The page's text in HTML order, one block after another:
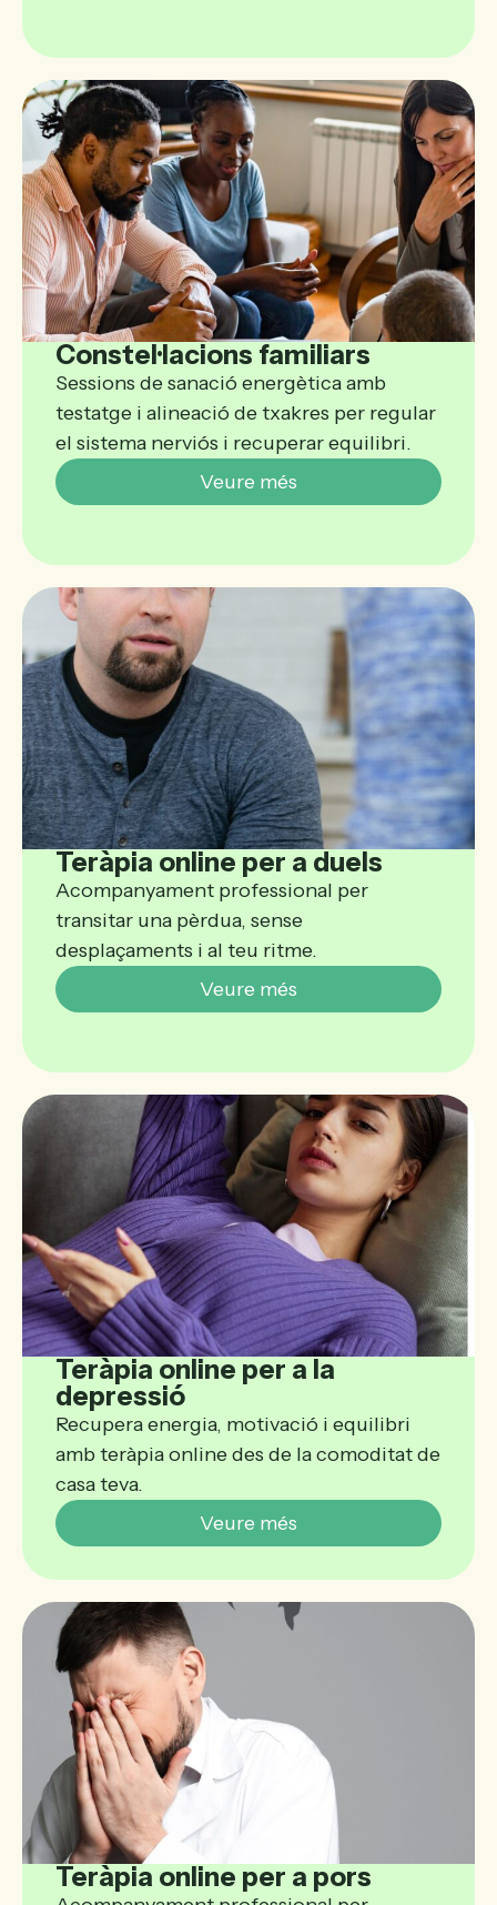
Constel·lacions familiars
Sessions de sanació energètica amb
testatge i alineació de txakres per regular
el sistema nerviós i recuperar equilibri.
Veure més
Teràpia online per a duels
Acompanyament professional per
transitar una pèrdua, sense
desplaçaments i al teu ritme.
Veure més
Teràpia online per a la
depressió
Recupera energia, motivació i equilibri
amb teràpia online des de la comoditat de
casa teva.
Veure més
Teràpia online per a pors